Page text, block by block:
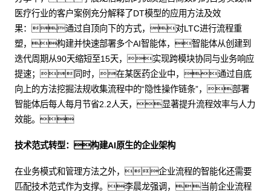
医疗行业的客户案例充分解释了DT模型的应用方法及效
果：通过自顶向下的方式，对LTC进行流程重
塑，构建并快速部署多个AI智能体，智能体从创建到
迭代周期从90天缩短至15天，实现跨模块协同与业务响应
提速；同时，在某医药企业中，通过自底
向上的方法挖掘法规收集流程中的“隐性操作链条”，部署
智能体后每人每月节省2.2人天，显著提升流程效率与人力
效能。
技术范式转型：构建AI原生的企业架构
在业务模式和管理方法之外，企业流程的智能化还需要
匹配技术范式作为支撑。李晨龙强调，当前企业流程